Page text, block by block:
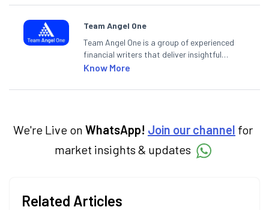
Team Angel One
Team Angel One is a group of experienced
financial writers that deliver insightful
articles on the stock market, IPO, economy,
categories.
Know More
We're Live on WhatsApp! Join our channel for
market insights & updates
Related Articles